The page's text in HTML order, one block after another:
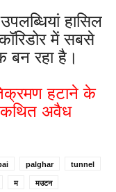
हासिल
में सबसे
बन रहा है।
हटाने के
कथित अवैध
palghar tunnel
म मउटन